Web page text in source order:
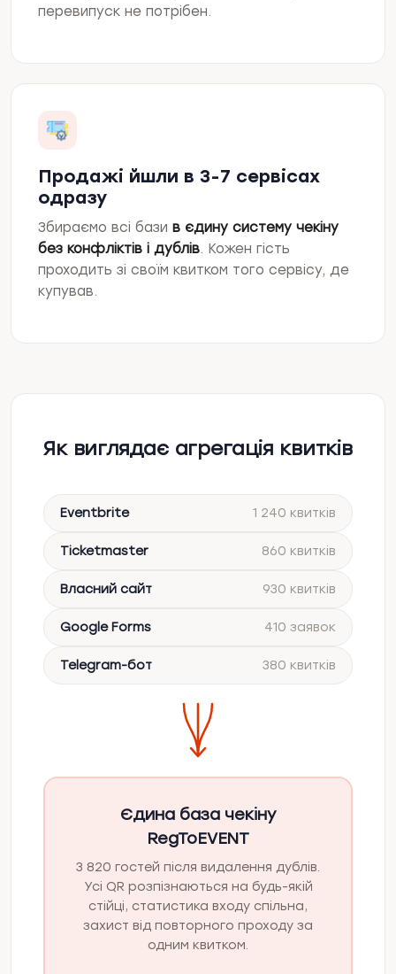
перевипуск не потрібен.
Продажі йшли в 3-7 сервісах
одразу
Збираємо всі бази в єдину систему чекіну
без конфліктів і дублів. Кожен гість
проходить зі своїм квитком того сервісу, де
купував.
Як виглядає агрегація квитків
Eventbrite 1 240 квитків
Ticketmaster 860 квитків
Власний сайт 930 квитків
Google Forms 410 заявок
Telegram-бот 380 квитків
Єдина база чекіну
RegToEVENT
3 820 гостей після видалення дублів.
Усі QR розпізнаються на будь-якій
стійці, статистика входу спільна,
захист від повторного проходу за
одним квитком.